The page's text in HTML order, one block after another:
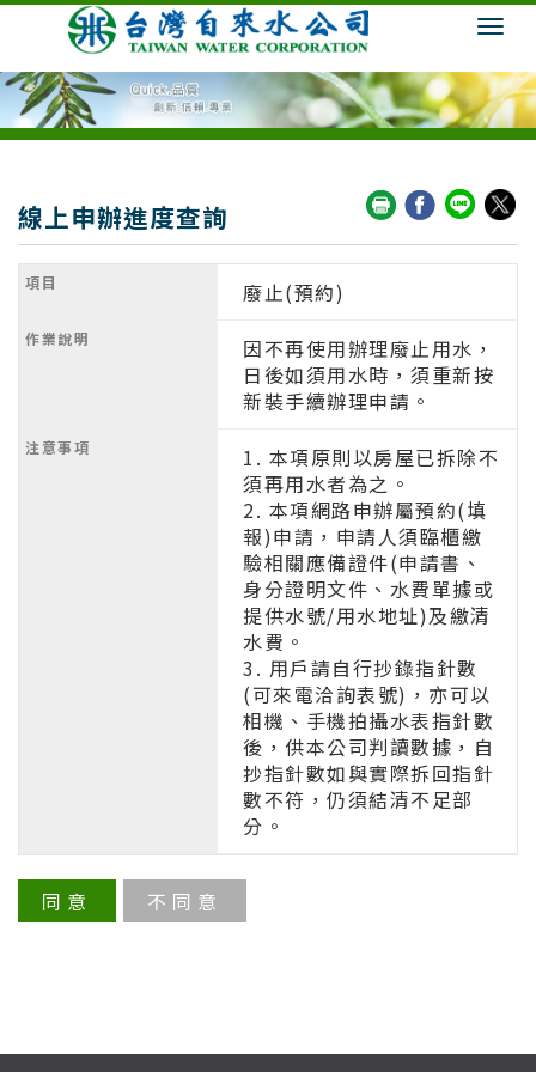
線上申辦進度查詢
廢止(預約)
因不再使用辦理廢止用水，
日後如須用水時，須重新按
新裝手續辦理申請。
1. 本項原則以房屋已拆除不
須再用水者為之。
2. 本項網路申辦屬預約(填
報)申請，申請人須臨櫃繳
驗相關應備證件(申請書、
身分證明文件、水費單據或
提供水號/用水地址)及繳清
水費。
3. 用戶請自行抄錄指針數
(可來電洽詢表號)，亦可以
相機、手機拍攝水表指針數
後，供本公司判讀數據，自
抄指針數如與實際拆回指針
數不符，仍須結清不足部
分。
同意 不同意